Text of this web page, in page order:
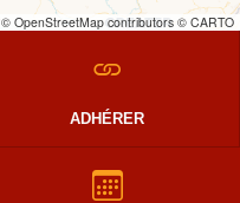
© OpenStreetMap contributors © CARTO
ADHÉRER